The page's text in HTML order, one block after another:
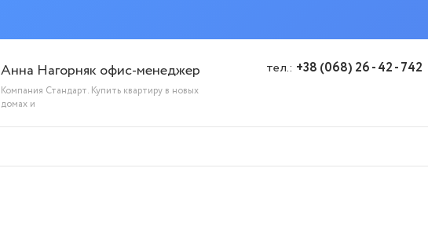
Анна Нагорняк офис-менеджер
Компания Стандарт. Купить квартиру в новых
домах и
тел.: +38 (068) 26 - 42 - 742